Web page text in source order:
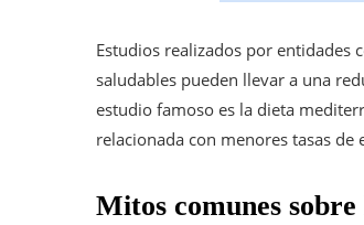
Estudios realizados por entidades
saludables pueden llevar a una
estudio famoso es la dieta
relacionada con menores tasas
Mitos comunes sobre